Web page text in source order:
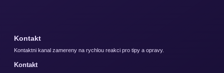
Kontakt
Kontaktni kanal zamereny na rychlou reakci pro tipy a opravy.
Kontakt